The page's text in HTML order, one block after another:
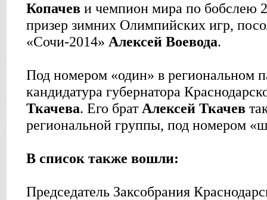
Копачев и чемпион мира по бобслею
призер зимних Олимпийских игр,
«Сочи-2014» Алексей Воевода.
Под номером «один» в региональном
кандидатура губернатора
Ткачева. Его брат Алексей Ткачев
региональной группы, под номером
В список также вошли:
Председатель Заксобрания